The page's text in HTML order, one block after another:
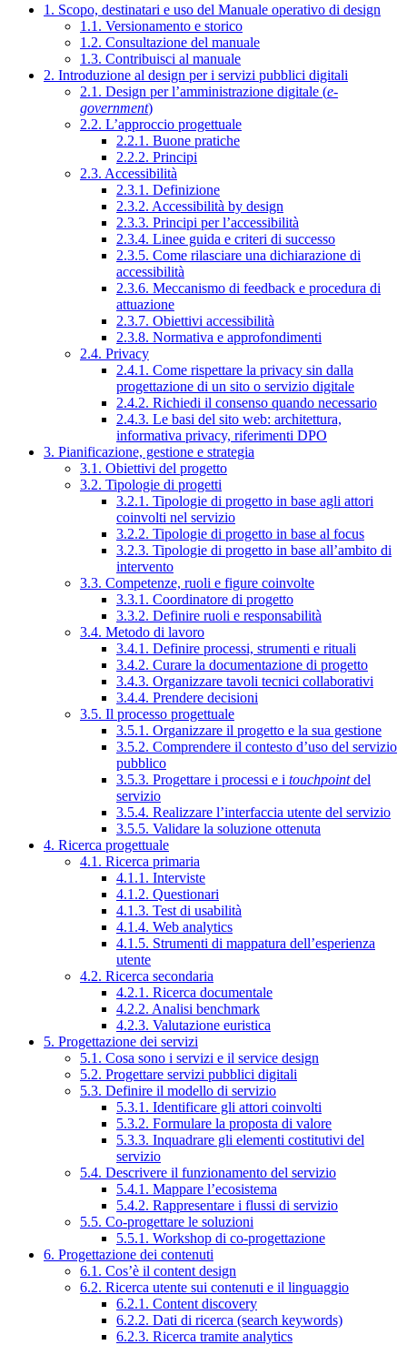
1. Scopo, destinatari e uso del Manuale operativo di design
1.1. Versionamento e storico
1.2. Consultazione del manuale
1.3. Contribuisci al manuale
2. Introduzione al design per i servizi pubblici digitali
2.1. Design per l’amministrazione digitale (e-
government)
2.2. L’approccio progettuale
2.2.1. Buone pratiche
2.2.2. Principi
2.3. Accessibilità
2.3.1. Definizione
2.3.2. Accessibilità by design
2.3.3. Principi per l’accessibilità
2.3.4. Linee guida e criteri di successo
2.3.5. Come rilasciare una dichiarazione di
accessibilità
2.3.6. Meccanismo di feedback e procedura di
attuazione
2.3.7. Obiettivi accessibilità
2.3.8. Normativa e approfondimenti
2.4. Privacy
2.4.1. Come rispettare la privacy sin dalla
progettazione di un sito o servizio digitale
2.4.2. Richiedi il consenso quando necessario
2.4.3. Le basi del sito web: architettura,
informativa privacy, riferimenti DPO
3. Pianificazione, gestione e strategia
3.1. Obiettivi del progetto
3.2. Tipologie di progetti
3.2.1. Tipologie di progetto in base agli attori
coinvolti nel servizio
3.2.2. Tipologie di progetto in base al focus
3.2.3. Tipologie di progetto in base all’ambito di
intervento
3.3. Competenze, ruoli e figure coinvolte
3.3.1. Coordinatore di progetto
3.3.2. Definire ruoli e responsabilità
3.4. Metodo di lavoro
3.4.1. Definire processi, strumenti e rituali
3.4.2. Curare la documentazione di progetto
3.4.3. Organizzare tavoli tecnici collaborativi
3.4.4. Prendere decisioni
3.5. Il processo progettuale
3.5.1. Organizzare il progetto e la sua gestione
3.5.2. Comprendere il contesto d’uso del servizio
pubblico
3.5.3. Progettare i processi e i touchpointdel
servizio
3.5.4. Realizzare l’interfaccia utente del servizio
3.5.5. Validare la soluzione ottenuta
4. Ricerca progettuale
4.1. Ricerca primaria
4.1.1. Interviste
4.1.2. Questionari
4.1.3. Test di usabilità
4.1.4. Web analytics
4.1.5. Strumenti di mappatura dell’esperienza
utente
4.2. Ricerca secondaria
4.2.1. Ricerca documentale
4.2.2. Analisi benchmark
4.2.3. Valutazione euristica
5. Progettazione dei servizi
5.1. Cosa sono i servizi e il service design
5.2. Progettare servizi pubblici digitali
5.3. Definire il modello di servizio
5.3.1. Identificare gli attori coinvolti
5.3.2. Formulare la proposta di valore
5.3.3. Inquadrare gli elementi costitutivi del
servizio
5.4. Descrivere il funzionamento del servizio
5.4.1. Mappare l’ecosistema
5.4.2. Rappresentare i flussi di servizio
5.5. Co-progettare le soluzioni
5.5.1. Workshop di co-progettazione
6. Progettazione dei contenuti
6.1. Cos’è il content design
6.2. Ricerca utente sui contenuti e il linguaggio
6.2.1. Content discovery
6.2.2. Dati di ricerca (search keywords)
6.2.3. Ricerca tramite analytics